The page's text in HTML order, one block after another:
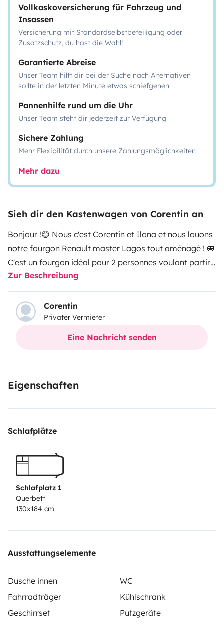
Vollkaskoversicherung für Fahrzeug und
Insassen
Versicherung mit Standardselbstbeteiligung oder
Zusatzschutz, du hast die Wahl!
Garantierte Abreise
Unser Team hilft dir bei der Suche nach Alternativen
sollte in der letzten Minute etwas schiefgehen
Pannenhilfe rund um die Uhr
Unser Team steht dir jederzeit zur Verfügung
Sichere Zahlung
Mehr Flexibilität durch unsere Zahlungsmöglichkeiten
Mehr dazu
Sieh dir den Kastenwagen von Corentin an
Bonjour !😊 Nous c'est Corentin et Ilona et nous louons
notre fourgon Renault master Lagos tout aménagé ! 🚐
C'est un fourgon idéal pour 2 personnes voulant partir
à l'aventure ! Il est entièrement équipé avec une cabine
douche / WC, une plaque de cuisson gaz et un frigo, un
lit de 130x184 cm, une douchette extérieure. Il dispose
également d'un chauffage, d'un panneau solaire, d'un
store latéral et d'un porte vélos. Pour tous
contacter ! Corentin & Ilona 👋
Zur Beschreibung
Corentin
Privater Vermieter
Eine Nachricht senden
Eigenschaften
Schlafplätze
Schlafplatz 1
Querbett
130x184 cm
Ausstattungselemente
Dusche innen
WC
Fahrradträger
Kühlschrank
Geschirrset
Putzgeräte